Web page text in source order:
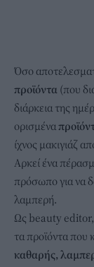
Όσο
προϊόντα (που
διάρκεια της
ορισμένα
ίχνος μακιγιάζ
Αρκεί ένα
πρόσωπο για να
λαμπερή.
Ως beauty editor,
τα προϊόντα που
καθαρής,